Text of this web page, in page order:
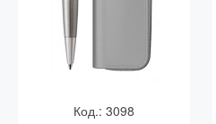
Код.: 3098